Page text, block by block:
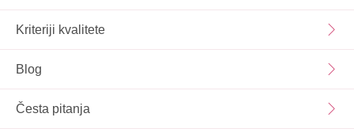
Kriteriji kvalitete
Blog
Česta pitanja